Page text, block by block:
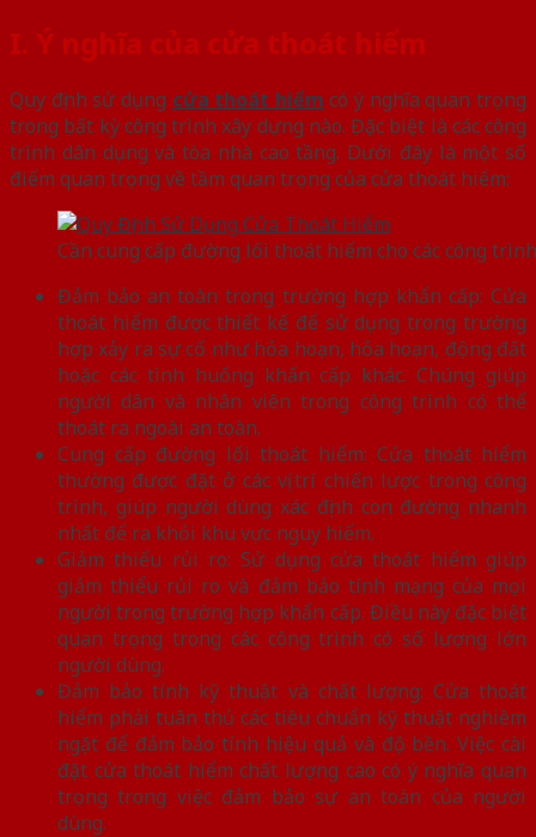
I. Ý nghĩa của cửa thoát hiểm
Quy định sử dụng cửa thoát hiểm có ý nghĩa quan trọng
trong bất kỳ công trình xây dựng nào. Đặc biệt là các công
trình dân dụng và tòa nhà cao tầng. Dưới đây là một số
điểm quan trọng về tầm quan trọng của cửa thoát hiểm:
Cần cung cấp đường lối thoát hiểm cho các công trình
Đảm bảo an toàn trong trường hợp khẩn cấp: Cửa
thoát hiểm được thiết kế để sử dụng trong trường
hợp xảy ra sự cố như hỏa hoạn, hỏa hoạn, động đất
hoặc các tình huống khẩn cấp khác. Chúng giúp
người dân và nhân viên trong công trình có thể
thoát ra ngoài an toàn.
Cung cấp đường lối thoát hiểm: Cửa thoát hiểm
thường được đặt ở các vị trí chiến lược trong công
trình, giúp người dùng xác định con đường nhanh
nhất để ra khỏi khu vực nguy hiểm.
Giảm thiểu rủi ro: Sử dụng cửa thoát hiểm giúp
giảm thiểu rủi ro và đảm bảo tính mạng của mọi
người trong trường hợp khẩn cấp. Điều này đặc biệt
quan trọng trong các công trình có số lượng lớn
người dùng.
Đảm bảo tính kỹ thuật và chất lượng: Cửa thoát
hiểm phải tuân thủ các tiêu chuẩn kỹ thuật nghiêm
ngặt để đảm bảo tính hiệu quả và độ bền. Việc cài
đặt cửa thoát hiểm chất lượng cao có ý nghĩa quan
trọng trong việc đảm bảo sự an toàn của người
dùng.